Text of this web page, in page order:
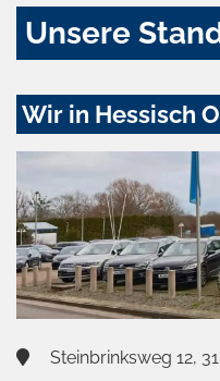
Unsere
Wir in Hessisch
Steinbrinksweg 12,